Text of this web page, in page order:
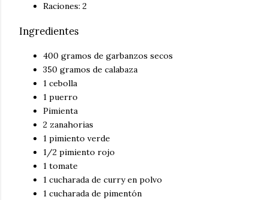
Raciones: 2
Ingredientes
400 gramos de garbanzos secos
350 gramos de calabaza
1 cebolla
1 puerro
Pimienta
2 zanahorias
1 pimiento verde
1/2 pimiento rojo
1 tomate
1 cucharada de curry en polvo
1 cucharada de pimentón